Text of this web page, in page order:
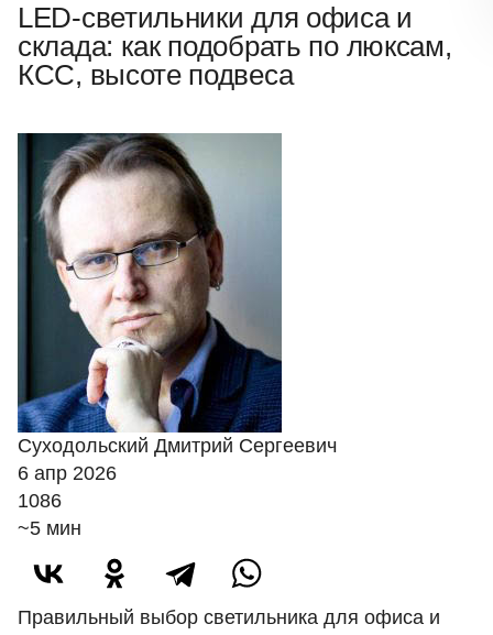
LED‑светильники для офиса и
склада: как подобрать по люксам,
КСС, высоте подвеса
Суходольский Дмитрий Сергеевич
6 апр 2026
1086
~5 мин
Правильный выбор светильника для офиса и